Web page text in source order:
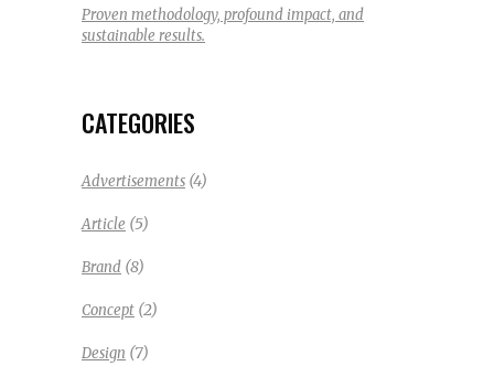
Proven methodology, profound impact, and
sustainable results.
CATEGORIES
Advertisements (4)
Article (5)
Brand (8)
Concept (2)
Design (7)